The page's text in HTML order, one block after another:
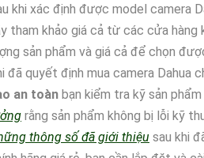
khi xác định được model camera
tham khảo giá cả từ các cửa hàng
sản phẩm và giá cả để chọn
đã quyết định mua camera Dahua
an toàn bạn kiểm tra kỹ sản
rằng sản phẩm không bị lỗi kỹ
thông số đã giới thiệu sau khi